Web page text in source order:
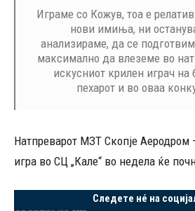
Играме со Кожув, тоа е
нови имиња, ни
анализираме, да се
максимално да влеземе во
искусниот крилен играч на
пехарот и во оваа
Натпреварот МЗТ Скопје
игра во СЦ „Кале“ во недела ќе
Следете нé на